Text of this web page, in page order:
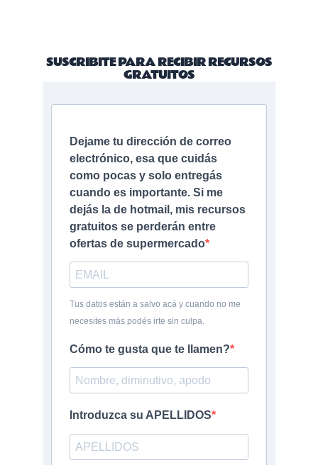
SUSCRIBITE PARA RECIBIR RECURSOS
GRATUITOS
Dejame tu dirección de correo
electrónico, esa que cuidás
como pocas y solo entregás
cuando es importante. Si me
dejás la de hotmail, mis recursos
gratuitos se perderán entre
ofertas de supermercado
Tus datos están a salvo acá y cuando no me
necesites más podés irte sin culpa.
Cómo te gusta que te llamen?
Introduzca su APELLIDOS